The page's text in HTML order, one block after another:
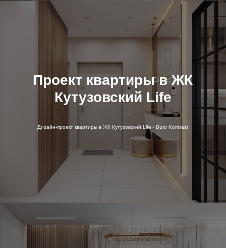
Проект квартиры в ЖК
Кутузовский Life
Дизайн-проект квартиры в ЖК Кутузовский Life - Buro Kontrast